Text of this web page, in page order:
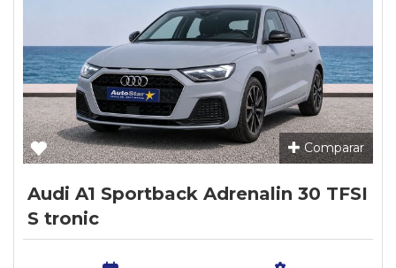
Comparar
Audi A1 Sportback Adrenalin 30 TFSI
S tronic